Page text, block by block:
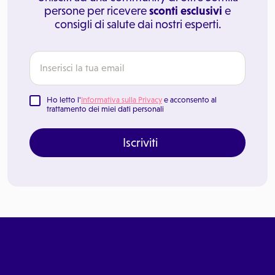
persone per riceveresconti esclusivi e
consigli di salute dai nostri esperti.
Ho letto l'Informativa sulla Privacy e acconsento al
trattamento dei miei dati personali
Iscriviti